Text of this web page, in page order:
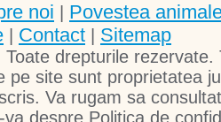
noi
Povestea
Contact Sitemap
drepturile
pe site sunt proprietatea
Va rugam sa
despre Politica de